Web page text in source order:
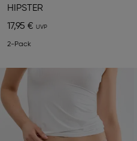
HIPSTER
17,95 €
2-Pack